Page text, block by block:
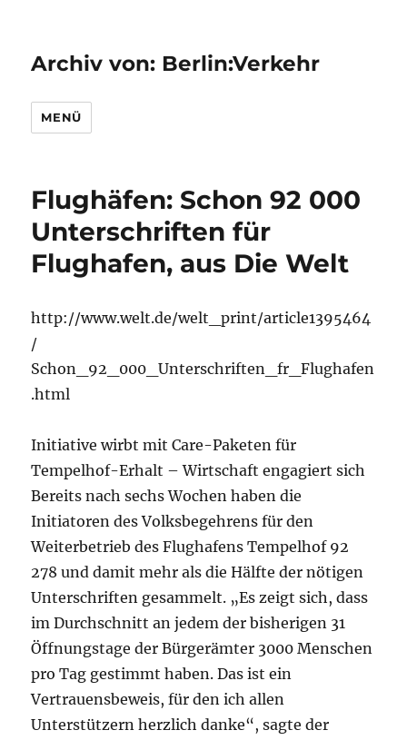
Archiv von: Berlin:Verkehr
MENÜ
Flughäfen: Schon 92 000
Unterschriften für
Flughafen, aus Die Welt
http://www.welt.de/welt_print/article1395464
/
Schon_92_000_Unterschriften_fr_Flughafen
.html
Initiative wirbt mit Care-Paketen für
Tempelhof-Erhalt – Wirtschaft engagiert sich
Bereits nach sechs Wochen haben die
Initiatoren des Volksbegehrens für den
Weiterbetrieb des Flughafens Tempelhof 92
278 und damit mehr als die Hälfte der nötigen
Unterschriften gesammelt. „Es zeigt sich, dass
im Durchschnitt an jedem der bisherigen 31
Öffnungstage der Bürgerämter 3000 Menschen
pro Tag gestimmt haben. Das ist ein
Vertrauensbeweis, für den ich allen
Unterstützern herzlich danke“, sagte der